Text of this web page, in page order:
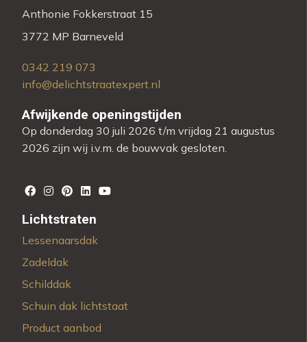
Anthonie Fokkerstraat 15
3772 MP Barneveld
0342 219 073
info@delichtstraatexpert.nl
Afwijkende openingstijden
Op donderdag 30 juli 2026 t/m vrijdag 21 augustus
2026 zijn wij i.v.m. de bouwvak gesloten.
Lichtstraten
Lessenaarsdak
Zadeldak
Schilddak
Schuin dak lichtstaat
Product aanbod